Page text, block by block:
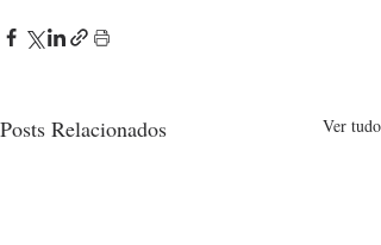
Posts Relacionados Ver tudo